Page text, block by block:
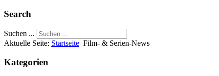
Search
Suchen ...
Aktuelle Seite: Startseite Film- & Serien-News
Kategorien